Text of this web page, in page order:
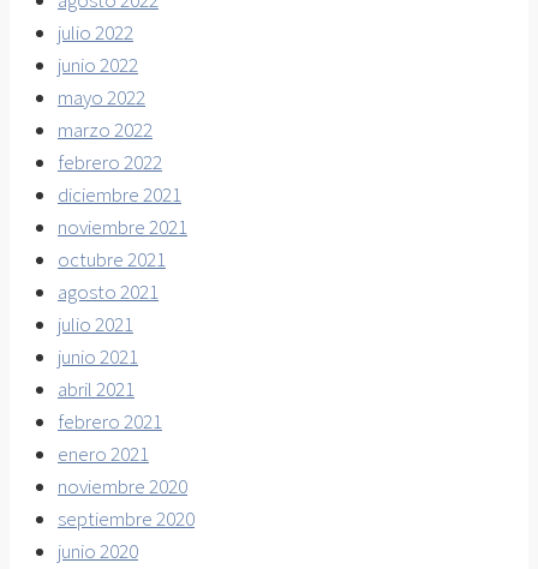
julio 2022
junio 2022
mayo 2022
marzo 2022
febrero 2022
diciembre 2021
noviembre 2021
octubre 2021
agosto 2021
julio 2021
junio 2021
abril 2021
febrero 2021
enero 2021
noviembre 2020
septiembre 2020
junio 2020